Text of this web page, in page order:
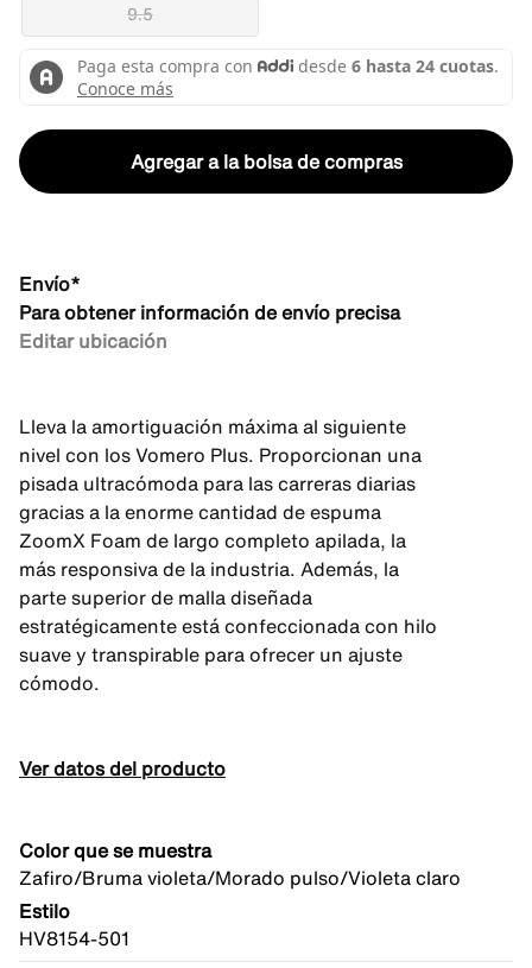
9.5
Agregar a la bolsa de compras
Envío*
Para obtener información de envío precisa
Editar ubicación
Lleva la amortiguación máxima al siguiente
nivel con los Vomero Plus. Proporcionan una
pisada ultracómoda para las carreras diarias
gracias a la enorme cantidad de espuma
ZoomX Foam de largo completo apilada, la
más responsiva de la industria. Además, la
parte superior de malla diseñada
estratégicamente está confeccionada con hilo
suave y transpirable para ofrecer un ajuste
cómodo.
Ver datos del producto
Color que se muestra
Zafiro/Bruma violeta/Morado pulso/Violeta claro
Estilo
HV8154-501